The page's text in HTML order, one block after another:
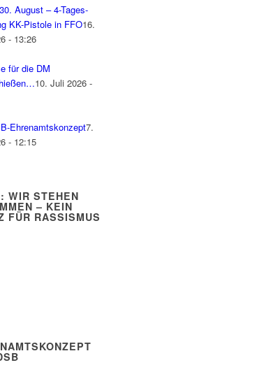
August – 4-Tages-
KK-Pistole in FFO16.
- 13:26
für die DM
10. Juli 2026 -
Ehrenamtskonzept7.
- 12:15
WIR STEHEN
– KEIN
FÜR RASSISMUS